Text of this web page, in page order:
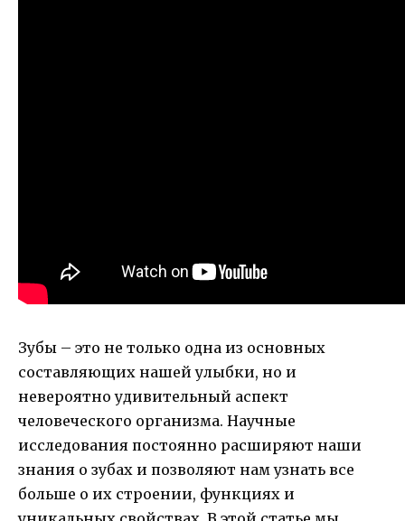
Зубы – это не только одна из основных
составляющих нашей улыбки, но и
невероятно удивительный аспект
человеческого организма. Научные
исследования постоянно расширяют наши
знания о зубах и позволяют нам узнать все
больше о их строении, функциях и